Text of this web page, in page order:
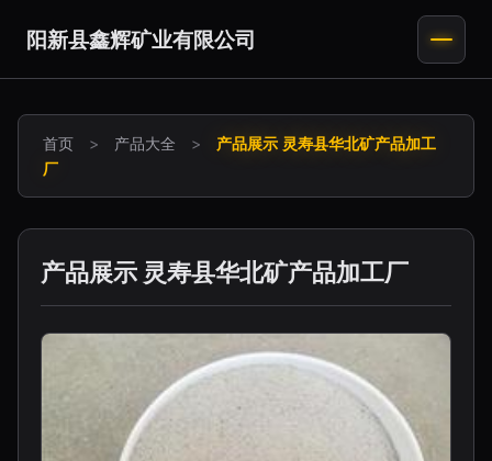
阳新县鑫辉矿业有限公司
首页 > 产品大全 >
产品展示 灵寿县华北矿产品加工
厂
产品展示 灵寿县华北矿产品加工厂